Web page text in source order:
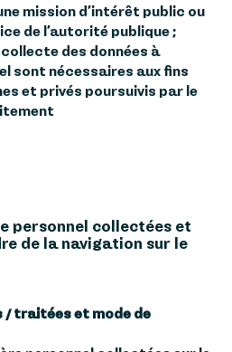
mission d’intérêt public ou
de l’autorité publique ;
des données à
sont nécessaires aux fins
et privés poursuivis par le
personnel collectées et
de la navigation sur le
/ traitées et mode de